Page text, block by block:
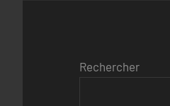
Rechercher